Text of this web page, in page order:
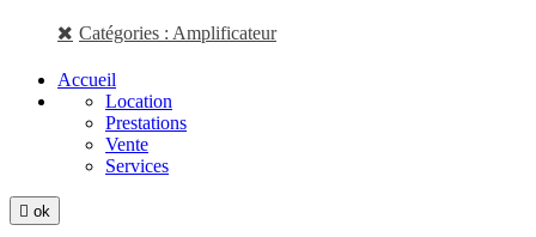
Catégories : Amplificateur
Accueil
Location
Prestations
Vente
Services
 ok